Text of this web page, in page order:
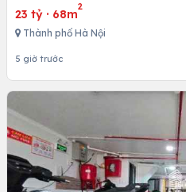
23 tỷ · 68m
2
Thành phố Hà Nội
5 giờ trước